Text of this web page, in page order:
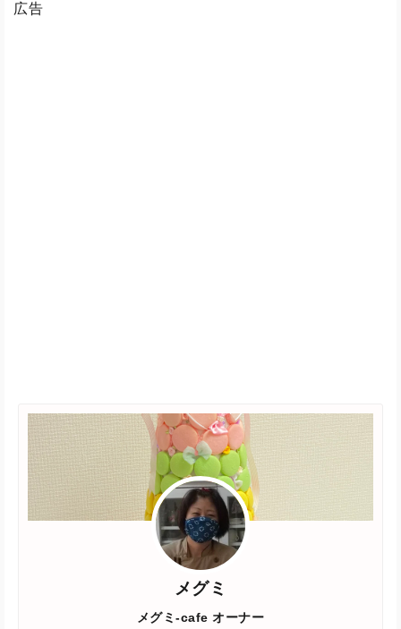
広告
メグミ
メグミ-cafe オーナー